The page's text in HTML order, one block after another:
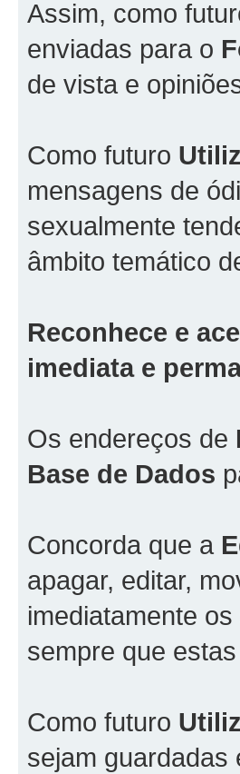
Assim, como
enviadas para o
de vista e
Como futuro
mensagens de
sexualmente
âmbito temático
Reconhece e
imediata e
Os endereços de
Base de Dados
Concorda que a
apagar, editar,
imediatamente
sempre que
Como futuro
sejam